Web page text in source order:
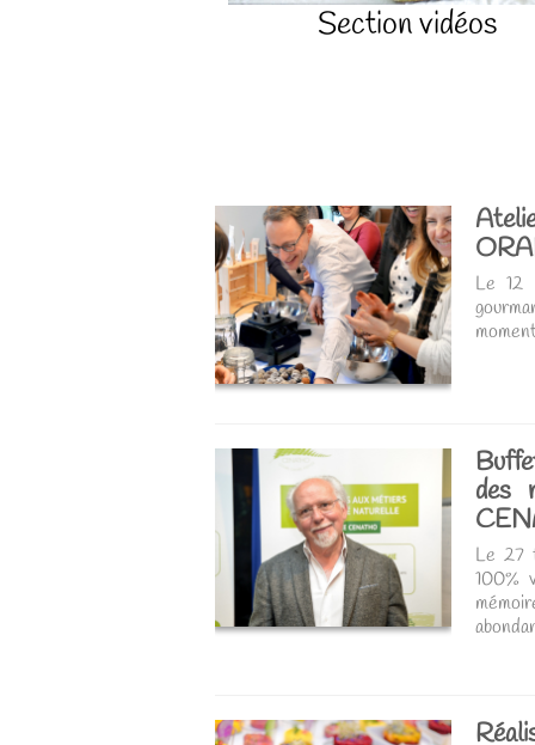
Section vidéos
Le 12
des
Le 27
100%